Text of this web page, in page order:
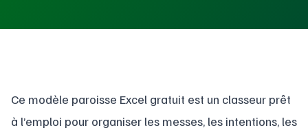
Ce modèle paroisse Excel gratuit est un classeur prêt
à l’emploi pour organiser les messes, les intentions, les